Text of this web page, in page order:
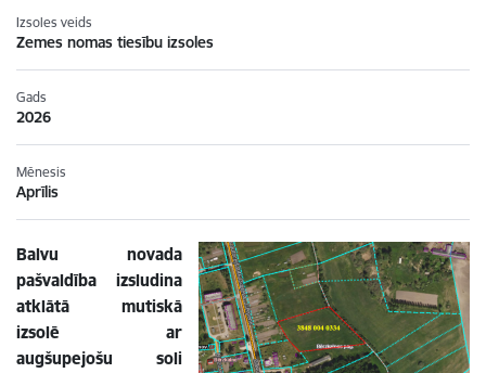
Izsoles veids
Zemes nomas tiesību izsoles
Gads
2026
Mēnesis
Aprīlis
Balvu novada
pašvaldība izsludina
atklātā mutiskā
izsolē ar
augšupejošu soli